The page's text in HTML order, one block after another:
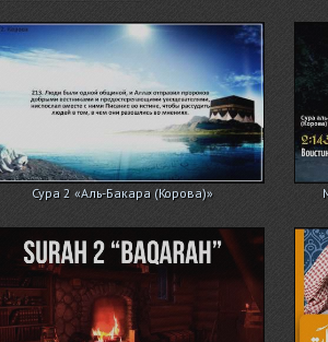
Сура 2 «Аль-Бакара (Корова)»